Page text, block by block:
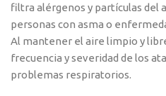
filtra alérgenos y partículas del
personas con asma o
Al mantener el aire limpio y
frecuencia y severidad de los
problemas respiratorios.